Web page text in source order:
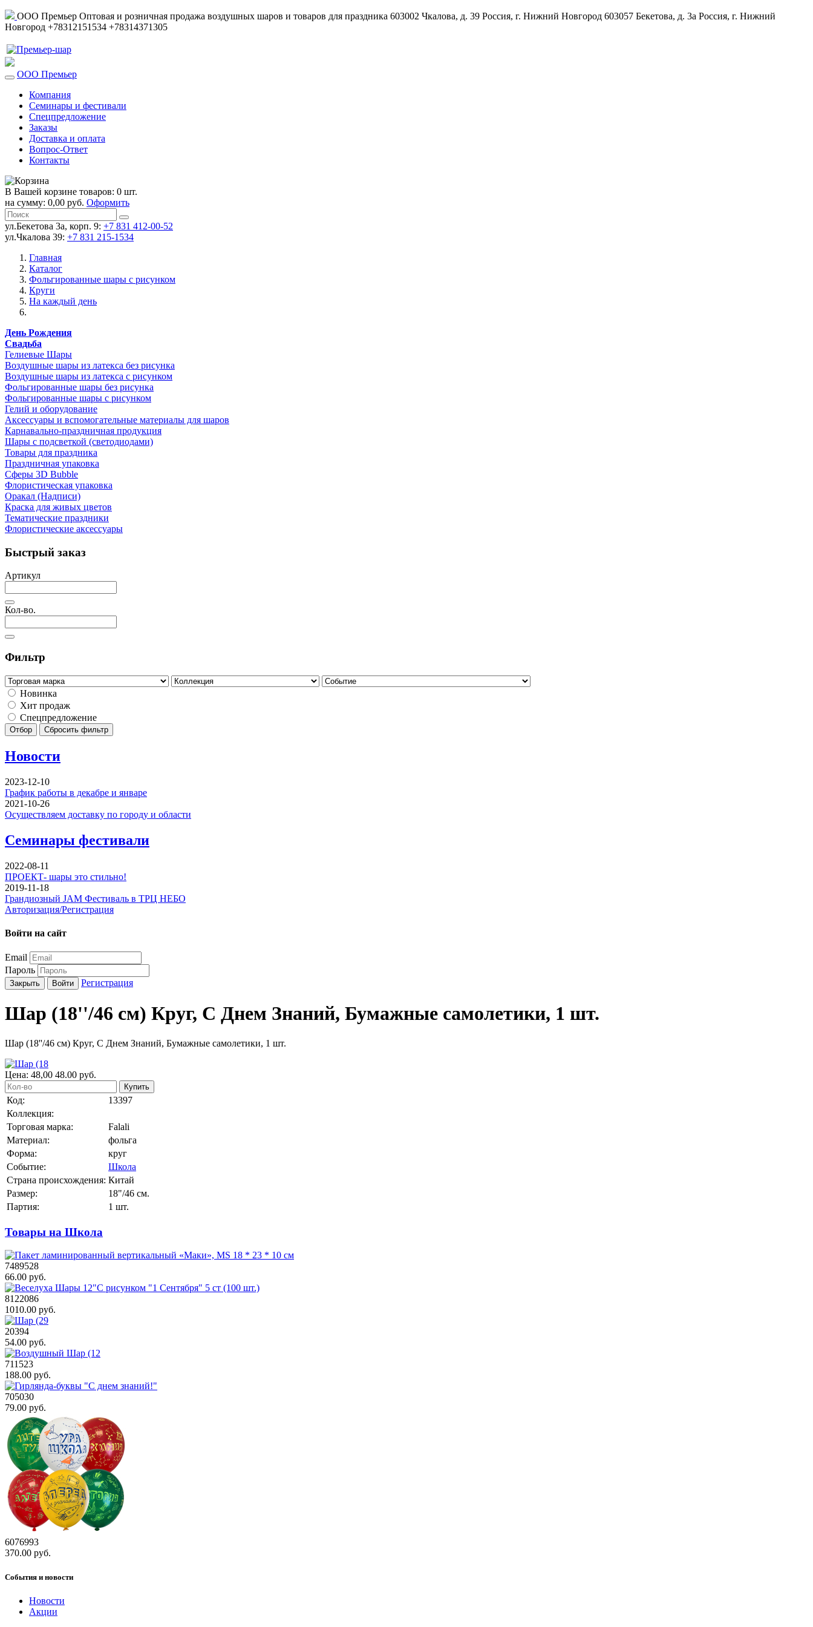
ООО Премьер Оптовая и розничная продажа воздушных шаров и товаров для праздника 603002 Чкалова, д. 39 Россия, г. Нижний Новгород 603057 Бекетова, д. 3а Россия, г. Нижний
Новгород +78312151534 +78314371305
ООО Премьер
Компания
Семинары и фестивали
Спецпредложение
Заказы
Доставка и оплата
Вопрос-Ответ
Контакты
В Вашей корзине товаров: 0 шт.
на сумму: 0,00 руб. Оформить
ул.Бекетова 3а, корп. 9: +7 831 412-00-52
ул.Чкалова 39: +7 831 215-1534
Главная
Каталог
Фольгированные шары с рисунком
Круги
На каждый день
День Рождения
Свадьба
Гелиевые Шары
Воздушные шары из латекса без рисунка
Воздушные шары из латекса с рисунком
Фольгированные шары без рисунка
Фольгированные шары с рисунком
Гелий и оборудование
Аксессуары и вспомогательные материалы для шаров
Карнавально-праздничная продукция
Шары с подсветкой (светодиодами)
Товары для праздника
Праздничная упаковка
Сферы 3D Bubble
Флористическая упаковка
Оракал (Надписи)
Краска для живых цветов
Тематические праздники
Флористические аксессуары
Быстрый заказ
Артикул
Кол-во.
Фильтр
Новинка
Хит продаж
Спецпредложение
Отбор Сбросить фильтр
Новости
2023-12-10
График работы в декабре и январе
2021-10-26
Осуществляем доставку по городу и области
Семинары фестивали
2022-08-11
ПРОЕКТ- шары это стильно!
2019-11-18
Грандиозный JAM Фестиваль в ТРЦ НЕБО
Авторизация/Регистрация
Войти на сайт
Email
Пароль
Закрыть Войти Регистрация
Шар (18''/46 см) Круг, С Днем Знаний, Бумажные самолетики, 1 шт.
Шар (18''/46 см) Круг, С Днем Знаний, Бумажные самолетики, 1 шт.
Цена: 48,00 48.00 руб.
Купить
Код:
13397
Коллекция:
Торговая марка:
Falali
Материал:
фольга
Форма:
круг
Событие:
Школа
Страна происхождения: Китай
Размер:
18"/46 см.
Партия:
1 шт.
Товары на Школа
7489528
66.00 руб.
8122086
1010.00 руб.
20394
54.00 руб.
711523
188.00 руб.
705030
79.00 руб.
6076993
370.00 руб.
События и новости
Новости
Акции